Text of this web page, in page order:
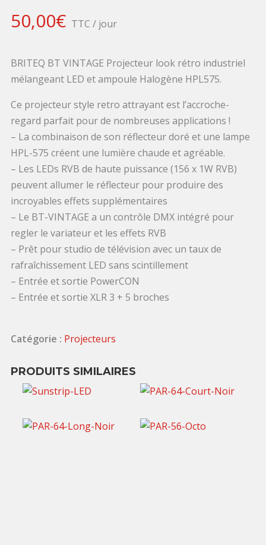
50,00€ TTC / jour
BRITEQ BT VINTAGE Projecteur look rétro industriel
mélangeant LED et ampoule Halogène HPL575.
Ce projecteur style retro attrayant est l’accroche-
regard parfait pour de nombreuses applications !
– La combinaison de son réflecteur doré et une lampe
HPL-575 créent une lumière chaude et agréable.
– Les LEDs RVB de haute puissance (156 x 1W RVB)
peuvent allumer le réflecteur pour produire des
incroyables effets supplémentaires
– Le BT-VINTAGE a un contrôle DMX intégré pour
regler le variateur et les effets RVB
– Prêt pour studio de télévision avec un taux de
rafraîchissement LED sans scintillement
– Entrée et sortie PowerCON
– Entrée et sortie XLR 3 + 5 broches
Catégorie : Projecteurs
PRODUITS SIMILAIRES
60,00€ TTC / jour